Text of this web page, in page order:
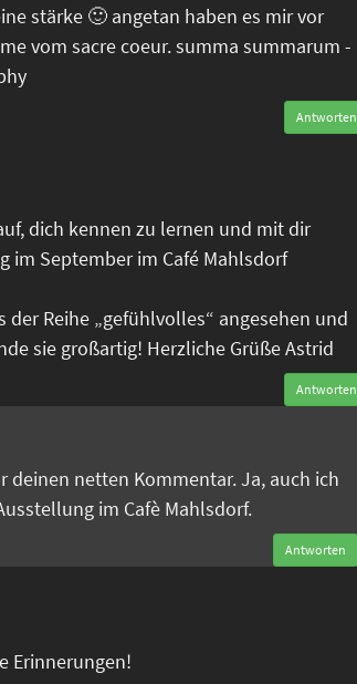
stärke 🙂 angetan haben es mir vor
vom sacre coeur. summa summarum -
Antworten
dich kennen zu lernen und mit dir
im September im Café Mahlsdorf
Reihe „gefühlvolles“ angesehen und
sie großartig! Herzliche Grüße Astrid
Antworten
deinen netten Kommentar. Ja, auch ich
im Cafè Mahlsdorf.
Antworten
Erinnerungen!